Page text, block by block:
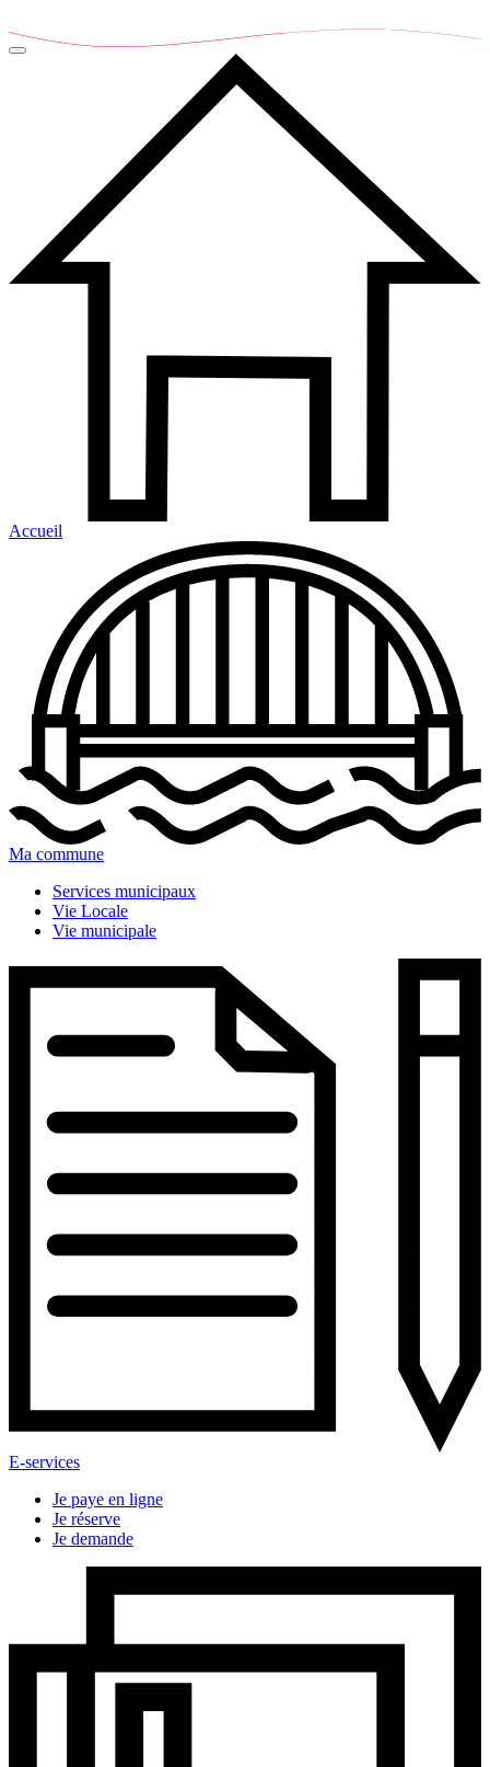
Accueil
Ma commune
Services municipaux
Vie Locale
Vie municipale
E-services
Je paye en ligne
Je réserve
Je demande